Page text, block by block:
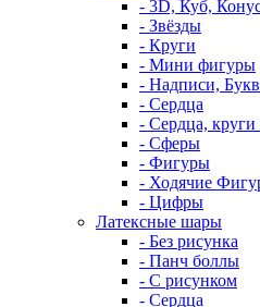
- 3D, Куб,
- Звёзды
- Круги
- Мини фигуры
- Надписи,
- Сердца
- Сердца, круги
- Сферы
- Фигуры
- Ходячие
- Цифры
Латексные шары
- Без рисунка
- Панч боллы
- С рисунком
- Сердца